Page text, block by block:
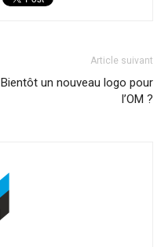
Article suivant
Bientôt un nouveau logo pour
l’OM ?